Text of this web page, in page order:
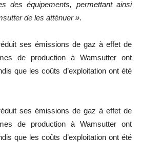
des équipements, permettant ainsi
de les atténuer ».
ses émissions de gaz à effet de
de production à Wamsutter ont
que les coûts d’exploitation ont été
ses émissions de gaz à effet de
de production à Wamsutter ont
que les coûts d’exploitation ont été